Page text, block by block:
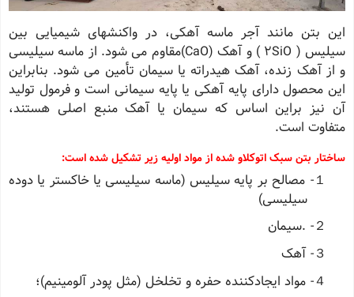
این بتن مانند آجر ماسه آهکی، در واکنشهای شیمیایی بین
سیلیس ( 2SiO )و آهک(CaO)مقاوم می شود. از ماسه سیلیسی
و از آهک زنده، آهک هیدراته یا سیمان تأمین می شود. بنابراین
این محصول دارای پایه آهکی یا پایه سیمانی است و فرمول تولید
آن نیز براین اساس که سیمان یا آهک منبع اصلی هستند،
متفاوت است.
ساختار بتن سبک اتوکلاو شده از مواد اولیه زیر تشکیل شده است:
１- مصالح بر پایه سیلیس (ماسه سیلیسی یا خاکستر یا دوده
سیلیسی)
２- .سیمان
３- آهک
４- مواد ایجادکننده حفره و تخلخل (مثل پودر آلومینیم)؛